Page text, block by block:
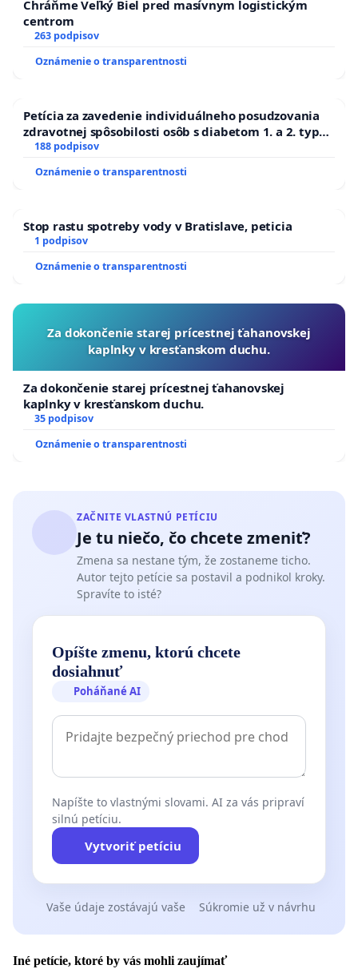
Chráňme Veľký Biel pred masívnym logistickým
centrom
263 podpisov
Oznámenie o transparentnosti
Petícia za zavedenie individuálneho posudzovania
zdravotnej spôsobilosti osôb s diabetom 1. a 2. typu
pri prijímaní do Policajného zboru SR
188 podpisov
Oznámenie o transparentnosti
Stop rastu spotreby vody v Bratislave, peticia
1 podpisov
Oznámenie o transparentnosti
Za dokončenie starej prícestnej ťahanovskej
kaplnky v kresťanskom duchu.
Za dokončenie starej prícestnej ťahanovskej
kaplnky v kresťanskom duchu.
35 podpisov
Oznámenie o transparentnosti
ZAČNITE VLASTNÚ PETÍCIU
Je tu niečo, čo chcete zmeniť?
Zmena sa nestane tým, že zostaneme ticho.
Autor tejto petície sa postavil a podnikol kroky.
Spravíte to isté?
Opíšte zmenu, ktorú chcete
dosiahnuť
Poháňané AI
Napíšte to vlastnými slovami. AI za vás pripraví
silnú petíciu.
Vytvoriť petíciu
Vaše údaje zostávajú vaše Súkromie už v návrhu
Iné petície, ktoré by vás mohli zaujímať